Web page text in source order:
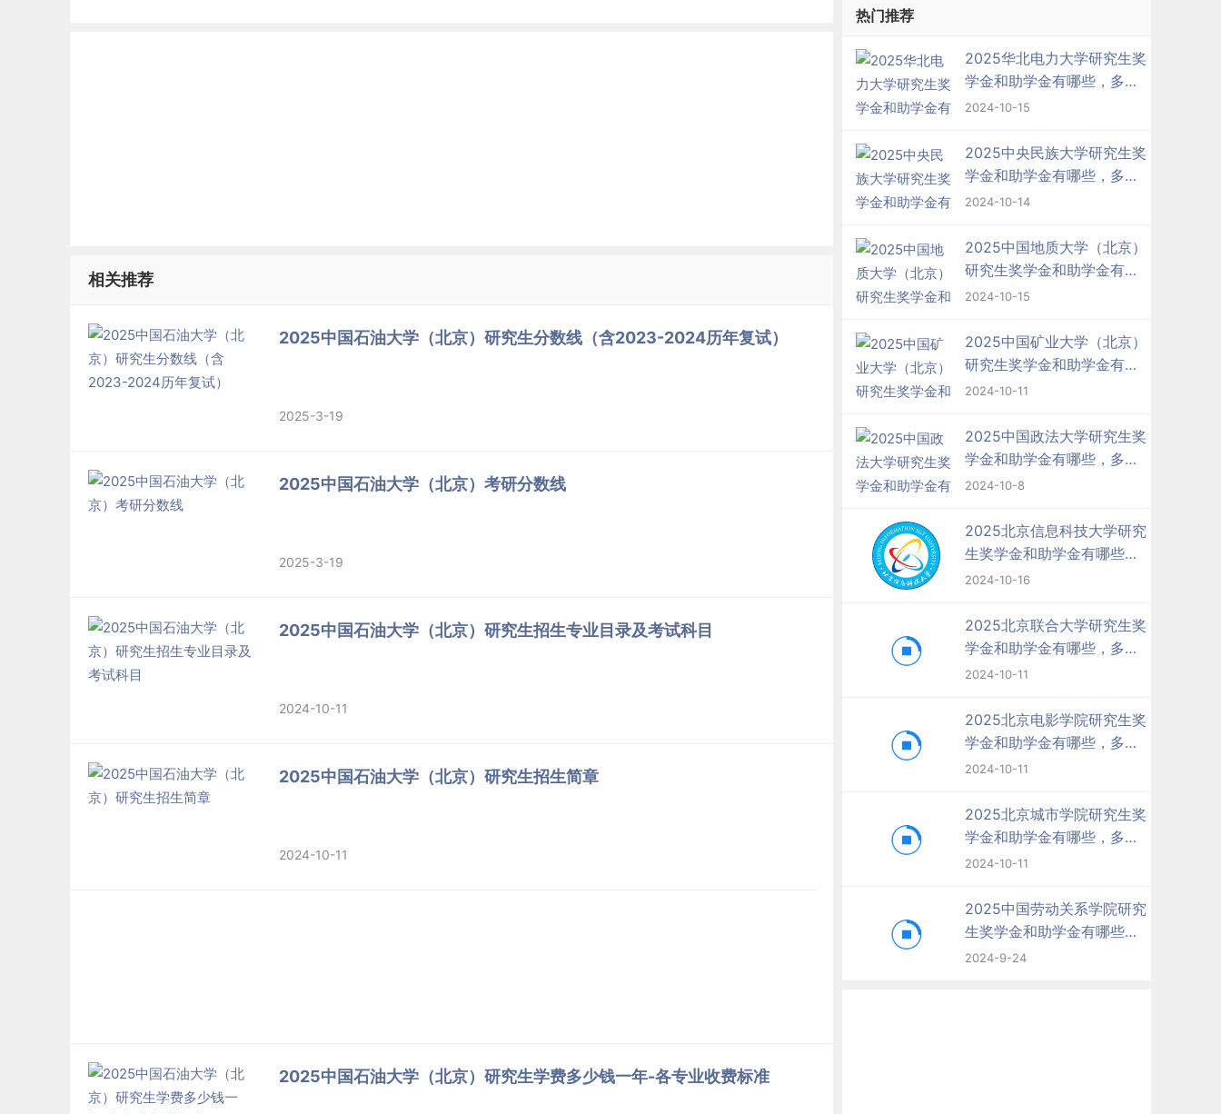
相关推荐
2025中国石油大学（北京）研究生分数线（含2023-2024历年复试）
2025-3-19
2025中国石油大学（北京）考研分数线
2025-3-19
2025中国石油大学（北京）研究生招生专业目录及考试科目
2024-10-11
2025中国石油大学（北京）研究生招生简章
2024-10-11
2025中国石油大学（北京）研究生学费多少钱一年-各专业收费标准
热门推荐
2025华北电力大学研究生奖
学金和助学金有哪些，多少
钱？
2024-10-15
2025中央民族大学研究生奖
学金和助学金有哪些，多少
钱？
2024-10-14
2025中国地质大学（北京）
研究生奖学金和助学金有哪
些，多少钱？
2024-10-15
2025中国矿业大学（北京）
研究生奖学金和助学金有哪
些，多少钱？
2024-10-11
2025中国政法大学研究生奖
学金和助学金有哪些，多少
钱？
2024-10-8
2025北京信息科技大学研究
生奖学金和助学金有哪些，
多少钱？
2024-10-16
2025北京联合大学研究生奖
学金和助学金有哪些，多少
钱？
2024-10-11
2025北京电影学院研究生奖
学金和助学金有哪些，多少
钱？
2024-10-11
2025北京城市学院研究生奖
学金和助学金有哪些，多少
钱？
2024-10-11
2025中国劳动关系学院研究
生奖学金和助学金有哪些，
多少钱？
2024-9-24